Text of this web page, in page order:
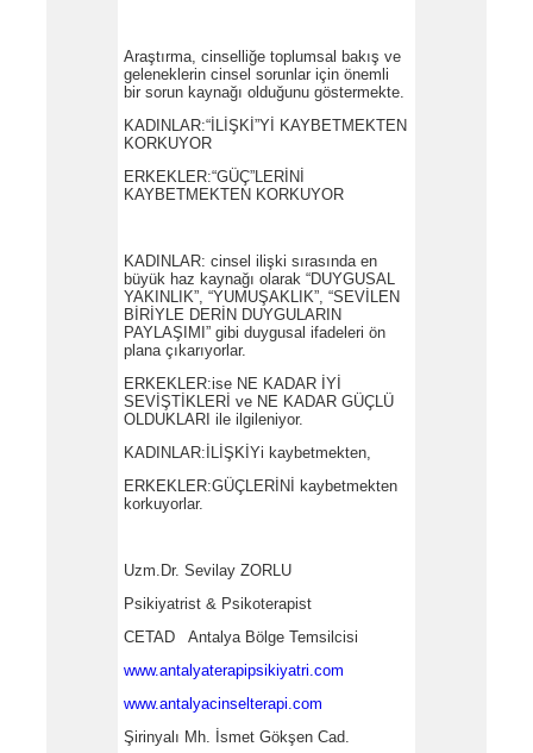
Araştırma, cinselliğe toplumsal bakış ve
geleneklerin cinsel sorunlar için önemli
bir sorun kaynağı olduğunu göstermekte.
KADINLAR:“İLİŞKİ”Yİ KAYBETMEKTEN
KORKUYOR
ERKEKLER:“GÜÇ”LERİNİ
KAYBETMEKTEN KORKUYOR
KADINLAR: cinsel ilişki sırasında en
büyük haz kaynağı olarak “DUYGUSAL
YAKINLIK”, “YUMUŞAKLIK”, “SEVİLEN
BİRİYLE DERİN DUYGULARIN
PAYLAŞIMI” gibi duygusal ifadeleri ön
plana çıkarıyorlar.
ERKEKLER:ise NE KADAR İYİ
SEVİŞTİKLERİ ve NE KADAR GÜÇLÜ
OLDUKLARI ile ilgileniyor.
KADINLAR:İLİŞKİYi kaybetmekten,
ERKEKLER:GÜÇLERİNİ kaybetmekten
korkuyorlar.
Uzm.Dr. Sevilay ZORLU
Psikiyatrist & Psikoterapist
CETAD Antalya Bölge Temsilcisi
www.antalyaterapipsikiyatri.com
www.antalyacinselterapi.com
Şirinyalı Mh. İsmet Gökşen Cad.